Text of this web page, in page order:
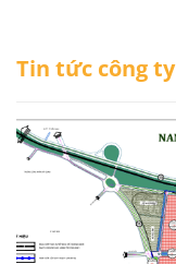
Tin tức công ty